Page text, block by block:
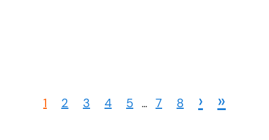
1 2 3 4 5 ... 7 8 › »